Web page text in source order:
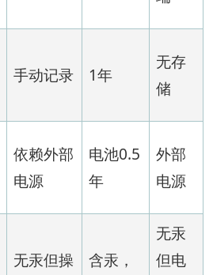
手动记录 1年
无存
储
依赖外部
电源
电池0.5
年
外部
电源
无汞但操
含汞，
无汞
但电